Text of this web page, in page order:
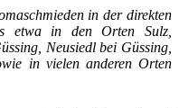
in der direkten
etwa in den Orten Sulz,
Neusiedl bei Güssing,
in vielen anderen Orten